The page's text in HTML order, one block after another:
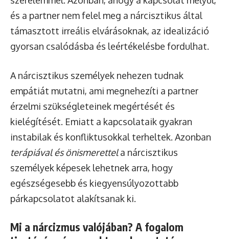
és a partner nem felel meg a nárcisztikus által
támasztott irreális elvárásoknak, az idealizáció
gyorsan csalódásba és leértékelésbe fordulhat.
A nárcisztikus személyek nehezen tudnak
empátiát mutatni, ami megnehezíti a partner
érzelmi szükségleteinek megértését és
kielégítését. Emiatt a kapcsolataik gyakran
instabilak és konfliktusokkal terheltek. Azonban
terápiával és önismerettela nárcisztikus
személyek képesek lehetnek arra, hogy
egészségesebb és kiegyensúlyozottabb
párkapcsolatot alakítsanak ki.
Mi a nárcizmus valójában? A fogalom